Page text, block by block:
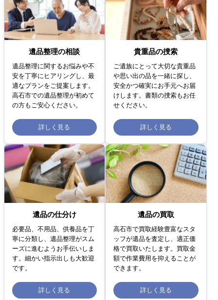
遺品整理の相談
遺品整理に関するお悩みや不
安を丁寧にヒアリングし、最
適なプランをご提案します。
高石市での遺品整理が初めて
の方もご安心ください。
詳しく見る
貴重品の捜索
ご遺族にとって大切な貴重品
や思い出の品を一緒に探し、
安全かつ確実にお手元へお届
けします。書類の捜索もお任
せください。
詳しく見る
遺品の仕分け
必要品、不用品、供養品を丁
寧に分類し、遺品整理がスム
ーズに進むようお手伝いしま
す。細かい指示出しも大歓迎
です。
詳しく見る
遺品の買取
高石市で買取経験豊富なスタ
ッフが遺品を査定し、適正価
格で買取いたします。買取金
額で作業費用を抑えることが
できます。
詳しく見る